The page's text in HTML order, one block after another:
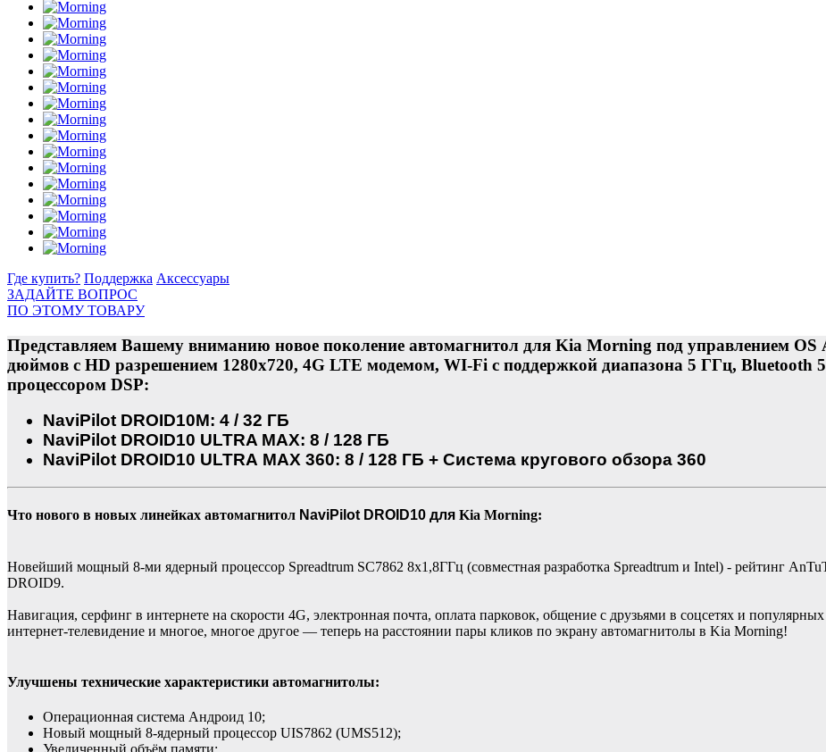
Где купить? Поддержка Аксессуары
ЗАДАЙТЕ ВОПРОС
ПО ЭТОМУ ТОВАРУ
Представляем Вашему вниманию новое поколение автомагнитол для Kia Morning под управлением
дюймов с HD разрешением 1280x720, 4G LTE модемом, WI-Fi с поддержкой диапазона 5 ГГц, Bluetooth
процессором DSP:
NaviPilot DROID10M: 4 / 32 ГБ
NaviPilot DROID10 ULTRA MAX: 8 / 128 ГБ
NaviPilot DROID10 ULTRA MAX 360: 8 / 128 ГБ + Система кругового обзора 360
Что нового в новых линейках автомагнитол NaviPilot DROID10 для Kia Morning:
Новейший мощный 8-ми ядерный процессор Spreadtrum SC7862 8х1,8ГГц (совместная разработка Spreadtrum и Intel) - рейтинг
DROID9.
Навигация, серфинг в интернете на скорости 4G, электронная почта, оплата парковок, общение с друзьями в соцсетях и
интернет-телевидение и многое, многое другое — теперь на расстоянии пары кликов по экрану автомагнитолы в Kia Morning!
Улучшены технические характеристики автомагнитолы:
Операционная система Андроид 10;
Новый мощный 8-ядерный процессор UIS7862 (UMS512);